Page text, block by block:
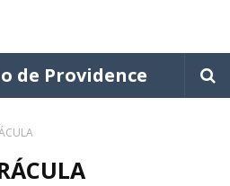
de Providence